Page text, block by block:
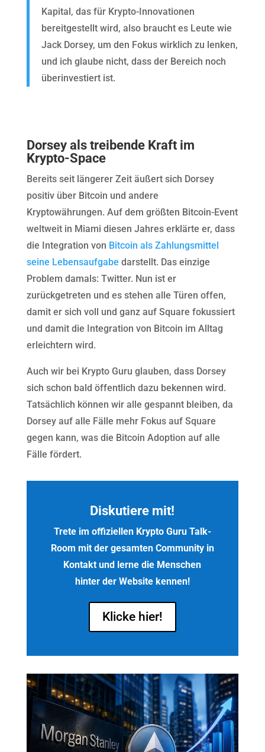
Kapital, das für Krypto-Innovationen
bereitgestellt wird, also braucht es Leute wie
Jack Dorsey, um den Fokus wirklich zu lenken,
und ich glaube nicht, dass der Bereich noch
überinvestiert ist.
Dorsey als treibende Kraft im
Krypto-Space
Bereits seit längerer Zeit äußert sich Dorsey
positiv über Bitcoin und andere
Kryptowährungen. Auf dem größten Bitcoin-Event
weltweit in Miami diesen Jahres erklärte er, dass
die Integration von Bitcoin als Zahlungsmittel
seine Lebensaufgabe darstellt. Das einzige
Problem damals: Twitter. Nun ist er
zurückgetreten und es stehen alle Türen offen,
damit er sich voll und ganz auf Square fokussiert
und damit die Integration von Bitcoin im Alltag
erleichtern wird.
Auch wir bei Krypto Guru glauben, dass Dorsey
sich schon bald öffentlich dazu bekennen wird.
Tatsächlich können wir alle gespannt bleiben, da
Dorsey auf alle Fälle mehr Fokus auf Square
gegen kann, was die Bitcoin Adoption auf alle
Fälle fördert.
Diskutiere mit!
Trete im offiziellen Krypto Guru Talk-
Room mit der gesamten Community in
Kontakt und lerne die Menschen
hinter der Website kennen!
Klicke hier!